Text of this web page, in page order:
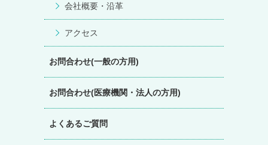
会社概要・沿革
アクセス
お問合わせ(一般の方用)
お問合わせ(医療機関・法人の方用)
よくあるご質問